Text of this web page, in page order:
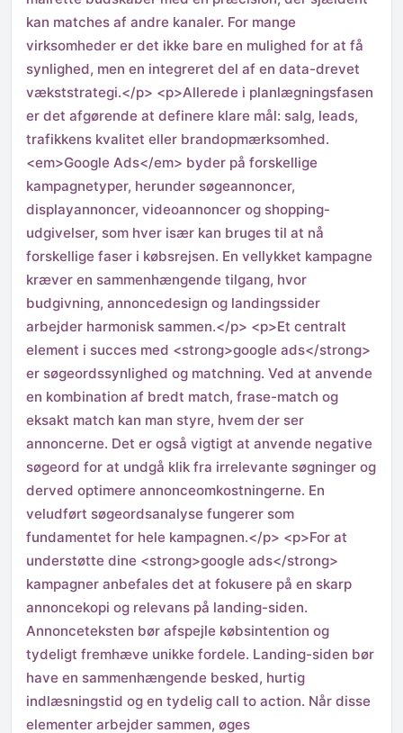
kan matches af andre kanaler. For mange
virksomheder er det ikke bare en mulighed for at få
synlighed, men en integreret del af en data-drevet
vækststrategi.</p> <p>Allerede i planlægningsfasen
er det afgørende at definere klare mål: salg, leads,
trafikkens kvalitet eller brandopmærksomhed.
<em>Google Ads</em> byder på forskellige
kampagnetyper, herunder søgeannoncer,
displayannoncer, videoannoncer og shopping-
udgivelser, som hver især kan bruges til at nå
forskellige faser i købsrejsen. En vellykket kampagne
kræver en sammenhængende tilgang, hvor
budgivning, annoncedesign og landingssider
arbejder harmonisk sammen.</p> <p>Et centralt
element i succes med <strong>google ads</strong>
er søgeordssynlighed og matchning. Ved at anvende
en kombination af bredt match, frase-match og
eksakt match kan man styre, hvem der ser
annoncerne. Det er også vigtigt at anvende negative
søgeord for at undgå klik fra irrelevante søgninger og
derved optimere annonceomkostningerne. En
veludført søgeordsanalyse fungerer som
fundamentet for hele kampagnen.</p> <p>For at
understøtte dine <strong>google ads</strong>
kampagner anbefales det at fokusere på en skarp
annoncekopi og relevans på landing-siden.
Annonceteksten bør afspejle købsintention og
tydeligt fremhæve unikke fordele. Landing-siden bør
have en sammenhængende besked, hurtig
indlæsningstid og en tydelig call to action. Når disse
elementer arbejder sammen, øges